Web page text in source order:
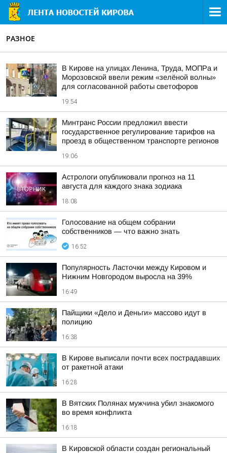
РАЗНОЕ
В Кирове на улицах Ленина, Труда, МОПРа и
Морозовской ввели режим «зелёной волны»
для согласованной работы светофоров
19:54
Минтранс России предложил ввести
государственное регулирование тарифов на
проезд в общественном транспорте регионов
19:06
Астрологи опубликовали прогноз на 11
августа для каждого знака зодиака
18:08
Голосование на общем собрании
собственников — что важно знать
16:52
Популярность Ласточки между Кировом и
Нижним Новгородом выросла на 39%
16:49
Пайщики «Дело и Деньги» массово идут в
полицию
16:38
В Кирове выписали почти всех пострадавших
от ракетной атаки
16:28
В Вятских Полянах мужчина убил знакомого
во время конфликта
16:18
В Кировской области создан региональный